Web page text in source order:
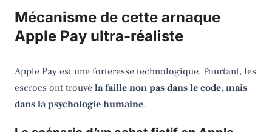
Mécanisme de cette arnaque
Apple Pay ultra-réaliste
Apple Pay est une forteresse technologique. Pourtant, les
escrocs ont trouvé la faille non pas dans le code, mais
dans la psychologie humaine.